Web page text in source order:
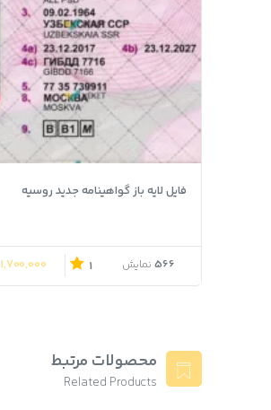
فایل لایه باز گواهینامه جدید روسیه
566 نمایش 1
1,700,000
محصولات مرتبط
Related Products